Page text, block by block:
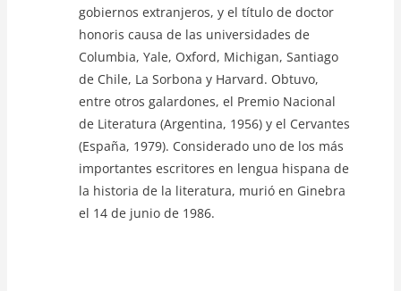
gobiernos extranjeros, y el título de doctor
honoris causa de las universidades de
Columbia, Yale, Oxford, Michigan, Santiago
de Chile, La Sorbona y Harvard. Obtuvo,
entre otros galardones, el Premio Nacional
de Literatura (Argentina, 1956) y el Cervantes
(España, 1979). Considerado uno de los más
importantes escritores en lengua hispana de
la historia de la literatura, murió en Ginebra
el 14 de junio de 1986.